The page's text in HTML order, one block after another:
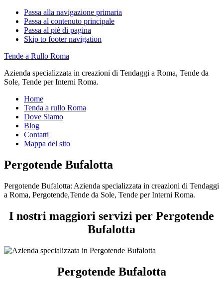
Passa alla navigazione primaria
Passa al contenuto principale
Passa al piè di pagina
Skip to footer navigation
Tende a Rullo Roma
Azienda specializzata in creazioni di Tendaggi a Roma, Tende da
Sole, Tende per Interni Roma.
Home
Tenda a rullo Roma
Dove Siamo
Blog
Contatti
Mappa del sito
Pergotende Bufalotta
Pergotende Bufalotta: Azienda specializzata in creazioni di Tendaggi
a Roma, Pergotende,Tende da Sole, Tende per Interni Roma.
I nostri maggiori servizi per Pergotende
Bufalotta
Pergotende Bufalotta